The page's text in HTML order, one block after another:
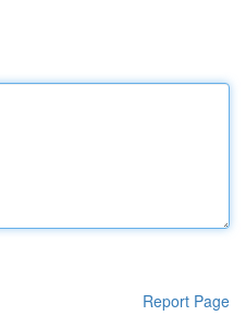
Report Page